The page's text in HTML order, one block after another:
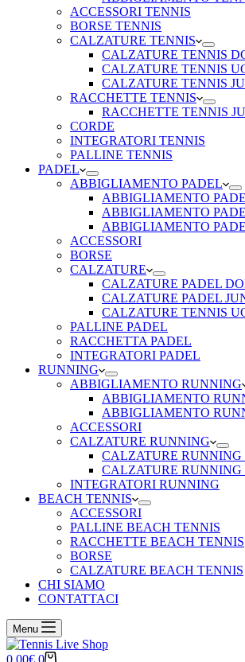
ACCESSORI TENNIS
BORSE TENNIS
CALZATURE TENNIS
CALZATURE TENNIS
CALZATURE TENNIS
CALZATURE TENNIS
RACCHETTE TENNIS
RACCHETTE TENNIS
CORDE
INTEGRATORI TENNIS
PALLINE TENNIS
PADEL
ABBIGLIAMENTO PADEL
ABBIGLIAMENTO
ABBIGLIAMENTO
ABBIGLIAMENTO
ACCESSORI
BORSE
CALZATURE
CALZATURE PADEL
CALZATURE PADEL
CALZATURE TENNIS
PALLINE PADEL
RACCHETTA PADEL
INTEGRATORI PADEL
RUNNING
ABBIGLIAMENTO RUNNING
ABBIGLIAMENTO
ABBIGLIAMENTO
ACCESSORI
CALZATURE RUNNING
CALZATURE RUNNING
CALZATURE RUNNING
INTEGRATORI RUNNING
BEACH TENNIS
ACCESSORI
PALLINE BEACH TENNIS
RACCHETTE BEACH TENNIS
BORSE
CALZATURE BEACH TENNIS
CHI SIAMO
CONTATTACI
Menu
Carrello
0,00€ 0